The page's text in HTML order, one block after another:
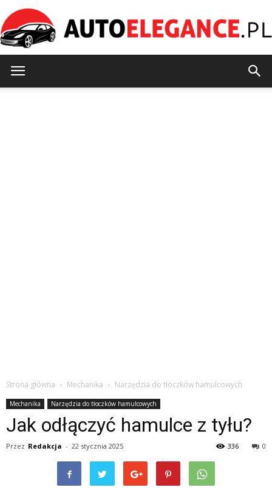
Strona główna Mechanika Narzędzia do tłoczków hamulcowych
Mechanika Narzędzia do tłoczków hamulcowych
Jak odłączyć hamulce z tyłu?
Przez Redakcja - 22 stycznia 2025 0
336